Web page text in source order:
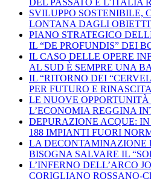
DEL PASSATO E L’ITALIA
SVILUPPO SOSTENIBILE,
LONTANA DAGLI
PIANO STRATEGICO
IL “DE PROFUNDIS” DEI
IL CASO DELLE OPERE
AL SUD È SEMPRE UNA
IL “RITORNO DEI
PER FUTURO E
LE NUOVE
L’ECONOMIA REGGINA
DEPURAZIONE ACQUE:
188 IMPIANTI FUORI
LA DECONTAMINAZIONE
BISOGNA SALVARE IL
L’INFERNO DELL’ARCO
CORIGLIANO ROSSANO-